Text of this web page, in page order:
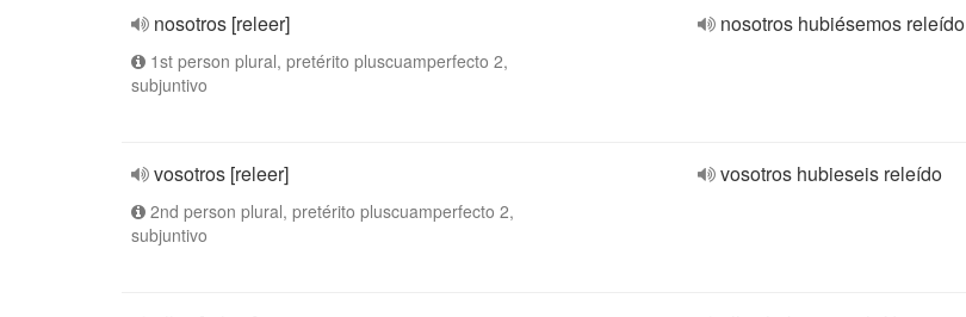
nosotros [releer]
1st person plural, pretérito pluscuamperfecto 2,
subjuntivo
nosotros hubiésemos releído
vosotros [releer]
2nd person plural, pretérito pluscuamperfecto 2,
subjuntivo
vosotros hubieseis releído